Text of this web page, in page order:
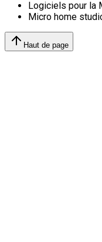
Logiciels pour la
Micro home
Haut de page